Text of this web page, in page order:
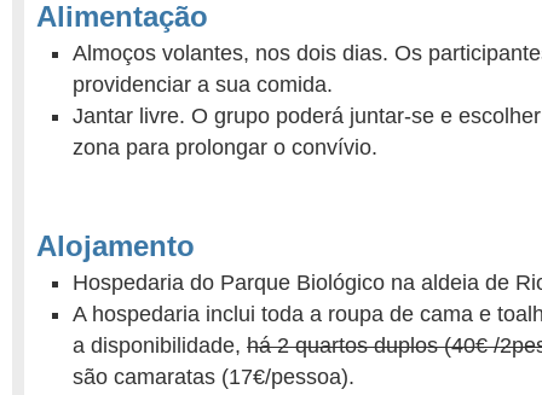
Alimentação
Almoços volantes, nos dois dias. Os
providenciar a sua comida.
Jantar livre. O grupo poderá juntar-se e
zona para prolongar o convívio.
Alojamento
Hospedaria do Parque Biológico na aldeia de
A hospedaria inclui toda a roupa de cama e
a disponibilidade, há 2 quartos duplos (40€ /
são camaratas (17€/pessoa).